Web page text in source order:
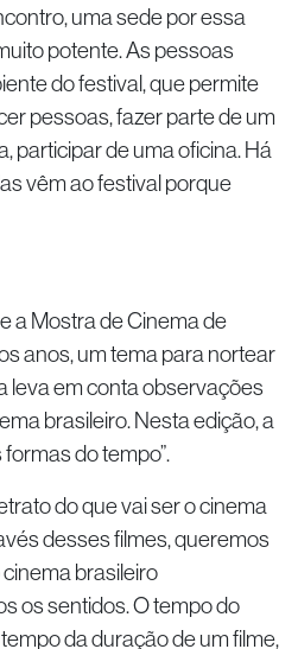
uma sede por essa
potente. As pessoas
do festival, que permite
pessoas, fazer parte de um
participar de uma oficina. Há
vêm ao festival porque
a Mostra de Cinema de
anos, um tema para nortear
leva em conta observações
brasileiro. Nesta edição, a
do tempo”.
do que vai ser o cinema
desses filmes, queremos
brasileiro
os sentidos. O tempo do
da duração de um filme,